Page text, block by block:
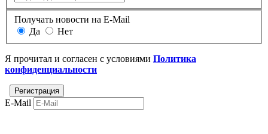
Получать новости на E-Mail
Да
Нет
Я прочитал и согласен с условиями Политика
конфиденциальности
E-Mail